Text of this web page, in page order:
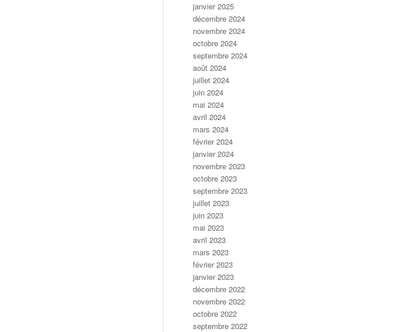
janvier 2025
décembre 2024
novembre 2024
octobre 2024
septembre 2024
août 2024
juillet 2024
juin 2024
mai 2024
avril 2024
mars 2024
février 2024
janvier 2024
novembre 2023
octobre 2023
septembre 2023
juillet 2023
juin 2023
mai 2023
avril 2023
mars 2023
février 2023
janvier 2023
décembre 2022
novembre 2022
octobre 2022
septembre 2022